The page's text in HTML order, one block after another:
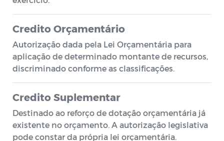
Credito Orçamentário
Autorização dada pela Lei Orçamentária para
aplicação de determinado montante de recursos,
discriminado conforme as classificações.
Credito Suplementar
Destinado ao reforço de dotação orçamentária já
existente no orçamento. A autorização legislativa
pode constar da própria lei orçamentária.